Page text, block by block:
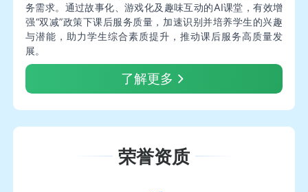
务需求。通过故事化、游戏化及趣味互动的AI课堂，有效增
强“双减”政策下课后服务质量，加速识别并培养学生的兴趣
与潜能，助力学生综合素质提升，推动课后服务高质量发
展。
了解更多
荣誉资质